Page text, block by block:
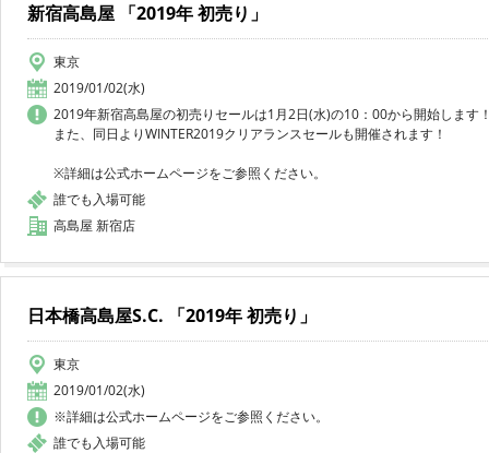
新宿高島屋 「2019年 初売り」
東京
2019/01/02(水)
2019年新宿高島屋の初売りセールは1月2日(水)の10：00から開始します
また、同日よりWINTER2019クリアランスセールも開催されます！
※詳細は公式ホームページをご参照ください。
誰でも入場可能
高島屋 新宿店
日本橋高島屋S.C. 「2019年 初売り」
東京
2019/01/02(水)
※詳細は公式ホームページをご参照ください。
誰でも入場可能